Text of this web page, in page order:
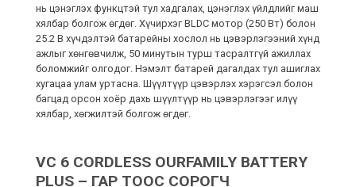
нь цэнэглэх функцтэй тул хадгалах, цэнэглэх үйлдлийг маш
хялбар болгож өгдөг. Хүчирхэг BLDC мотор (250 Вт) болон
25.2 В хүчдэлтэй батарейны хослол нь цэвэрлэгээний хүнд
ажлыг хөнгөвчилж, 50 минутын турш тасралтгүй ажиллах
боломжийг олгодог. Нэмэлт батарей дагалдах тул ашиглах
хугацаа улам уртасна. Шүүлтүүр цэвэрлэх хэрэгсэл болон
багцад орсон хоёр дахь шүүлтүүр нь цэвэрлэгээг илүү
хялбар, хөгжилтэй болгож өгдөг.
VC 6 CORDLESS OURFAMILY BATTERY
PLUS – ГАР ТООС СОРОГЧ